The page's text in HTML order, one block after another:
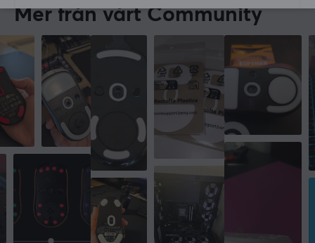
Mer från vårt Community